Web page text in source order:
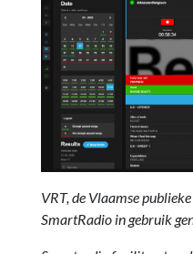
VRT, de Vlaamse
SmartRadio in gebruik